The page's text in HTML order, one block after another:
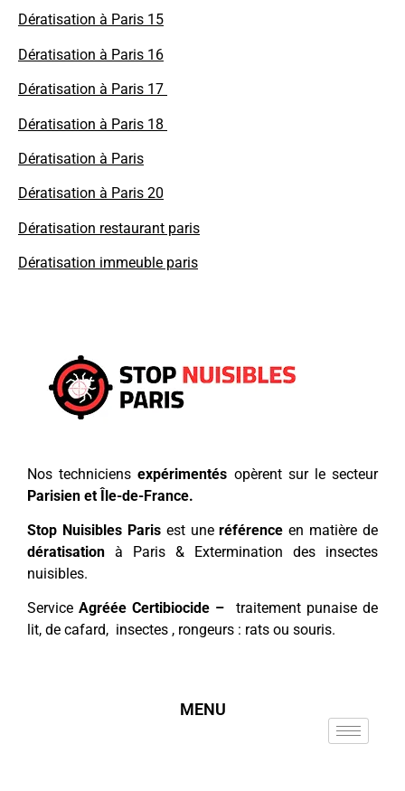
Dératisation à Paris 15
Dératisation à Paris 16
Dératisation à Paris 17
Dératisation à Paris 18
Dératisation à Paris
Dératisation à Paris 20
Dératisation restaurant paris
Dératisation immeuble paris
Nos techniciensexpérimentés opèrent sur le secteur
Parisien et Île-de-France.
Stop Nuisibles Parisest uneréférence en matière de
dératisation à Paris & Extermination des insectes
nuisibles.
Service Agréée Certibiocide –
traitement punaise de
lit, de cafard, insectes , rongeurs : rats ou souris.
MENU